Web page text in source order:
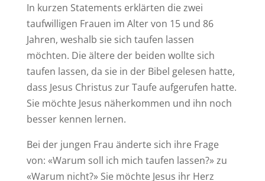
In kurzen Statements erklärten die zwei
taufwilligen Frauen im Alter von 15 und 86
Jahren, weshalb sie sich taufen lassen
möchten. Die ältere der beiden wollte sich
taufen lassen, da sie in der Bibel gelesen hatte,
dass Jesus Christus zur Taufe aufgerufen hatte.
Sie möchte Jesus näherkommen und ihn noch
besser kennen lernen.
Bei der jungen Frau änderte sich ihre Frage
von: «Warum soll ich mich taufen lassen?» zu
«Warum nicht?» Sie möchte Jesus ihr Herz